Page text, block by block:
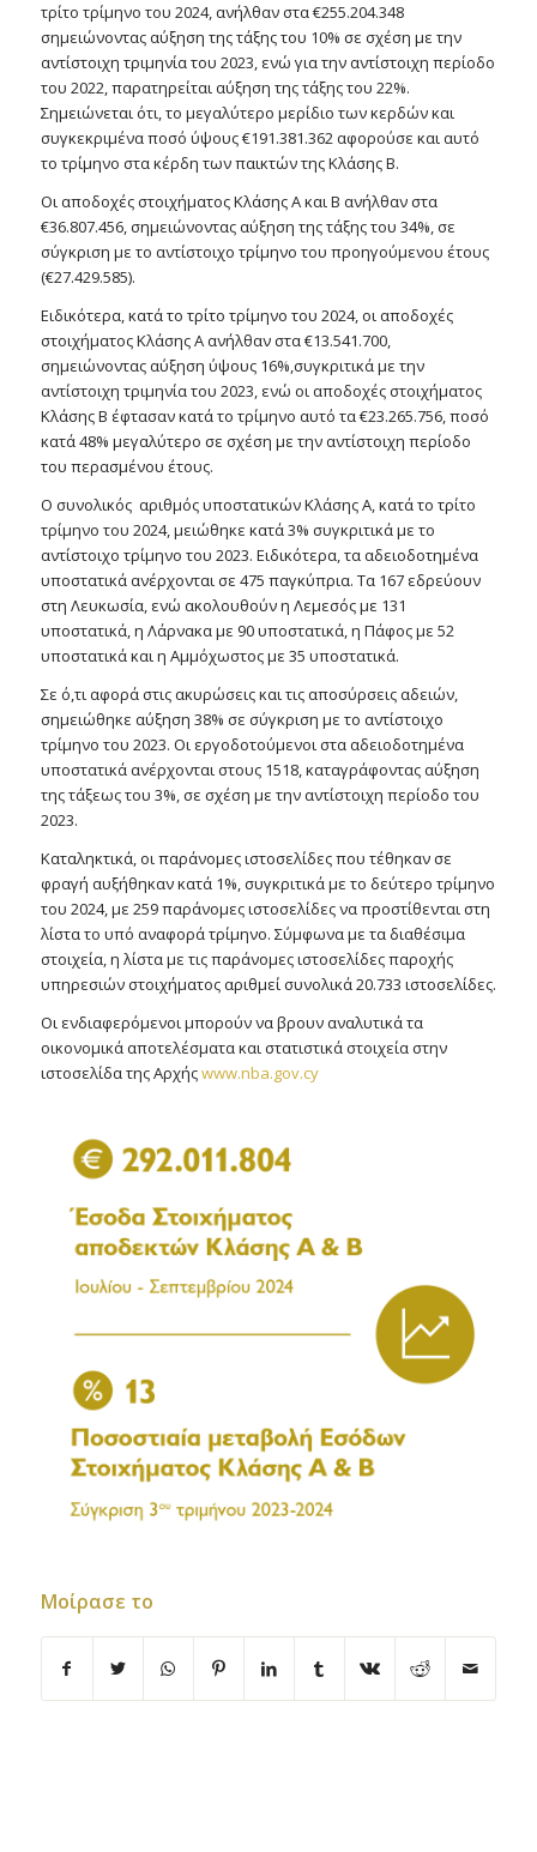
τρίτο τρίμηνο του 2024, ανήλθαν στα €255.204.348
σημειώνοντας αύξηση της τάξης του 10% σε σχέση με την
αντίστοιχη τριμηνία του 2023, ενώ για την αντίστοιχη περίοδο
του 2022, παρατηρείται αύξηση της τάξης του 22%.
Σημειώνεται ότι, το μεγαλύτερο μερίδιο των κερδών και
συγκεκριμένα ποσό ύψους €191.381.362 αφορούσε και αυτό
το τρίμηνο στα κέρδη των παικτών της Κλάσης Β.
Οι αποδοχές στοιχήματος Κλάσης Α και Β ανήλθαν στα
€36.807.456, σημειώνοντας αύξηση της τάξης του 34%, σε
σύγκριση με το αντίστοιχο τρίμηνο του προηγούμενου έτους
(€27.429.585).
Ειδικότερα, κατά το τρίτο τρίμηνο του 2024, οι αποδοχές
στοιχήματος Κλάσης Α ανήλθαν στα €13.541.700,
σημειώνοντας αύξηση ύψους 16%,συγκριτικά με την
αντίστοιχη τριμηνία του 2023, ενώ οι αποδοχές στοιχήματος
Κλάσης Β έφτασαν κατά το τρίμηνο αυτό τα €23.265.756, ποσό
κατά 48% μεγαλύτερο σε σχέση με την αντίστοιχη περίοδο
του περασμένου έτους.
Ο συνολικός αριθμός υποστατικών Κλάσης Α, κατά το τρίτο
τρίμηνο του 2024, μειώθηκε κατά 3% συγκριτικά με το
αντίστοιχο τρίμηνο του 2023. Ειδικότερα, τα αδειοδοτημένα
υποστατικά ανέρχονται σε 475 παγκύπρια. Τα 167 εδρεύουν
στη Λευκωσία, ενώ ακολουθούν η Λεμεσός με 131
υποστατικά, η Λάρνακα με 90 υποστατικά, η Πάφος με 52
υποστατικά και η Αμμόχωστος με 35 υποστατικά.
Σε ό,τι αφορά στις ακυρώσεις και τις αποσύρσεις αδειών,
σημειώθηκε αύξηση 38% σε σύγκριση με το αντίστοιχο
τρίμηνο του 2023. Οι εργοδοτούμενοι στα αδειοδοτημένα
υποστατικά ανέρχονται στους 1518, καταγράφοντας αύξηση
της τάξεως του 3%, σε σχέση με την αντίστοιχη περίοδο του
2023.
Καταληκτικά, οι παράνομες ιστοσελίδες που τέθηκαν σε
φραγή αυξήθηκαν κατά 1%, συγκριτικά με το δεύτερο τρίμηνο
του 2024, με 259 παράνομες ιστοσελίδες να προστίθενται στη
λίστα το υπό αναφορά τρίμηνο. Σύμφωνα με τα διαθέσιμα
στοιχεία, η λίστα με τις παράνομες ιστοσελίδες παροχής
υπηρεσιών στοιχήματος αριθμεί συνολικά 20.733 ιστοσελίδες.
Οι ενδιαφερόμενοι μπορούν να βρουν αναλυτικά τα
οικονομικά αποτελέσματα και στατιστικά στοιχεία στην
ιστοσελίδα της Αρχήςwww.nba.gov.cy
Μοίρασε το